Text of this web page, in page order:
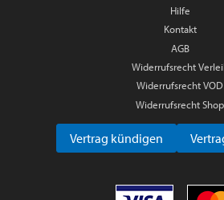
Hilfe
Kontakt
AGB
Widerrufsrecht
Widerrufsrecht VOD
Widerrufsrecht Shop
Vertrag kündigen